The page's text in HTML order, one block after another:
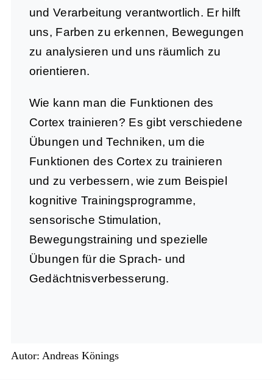
und Verarbeitung verantwortlich. Er hilft
uns, Farben zu erkennen, Bewegungen
zu analysieren und uns räumlich zu
orientieren.
Wie kann man die Funktionen des
Cortex trainieren? Es gibt verschiedene
Übungen und Techniken, um die
Funktionen des Cortex zu trainieren
und zu verbessern, wie zum Beispiel
kognitive Trainingsprogramme,
sensorische Stimulation,
Bewegungstraining und spezielle
Übungen für die Sprach- und
Gedächtnisverbesserung.
Autor: Andreas Könings